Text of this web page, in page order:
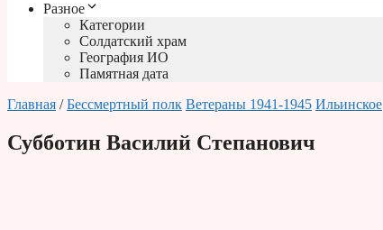
Разное
Категории
Солдатский храм
География ИО
Памятная дата
Главная /Бессмертный полк Ветераны 1941-1945 Ильинское
Субботин Василий Степанович